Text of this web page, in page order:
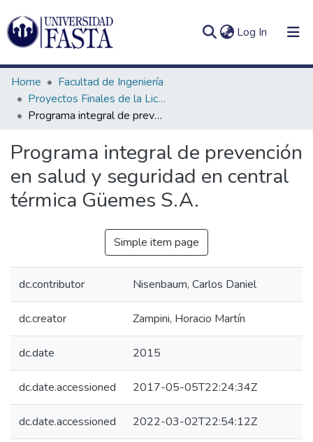
Log In (current)
Communities
&
Collections
All of DSpace
In(current)
Home
Facultad de Ingeniería
Proyectos Finales de la Licenciatura en Seguridad e Higiene en el Trabajo
Programa integral de prevención en salud y seguridad en central térmica Güemes S.A.
Programa integral de prevención
en salud y seguridad en central
térmica Güemes S.A.
Simple item page
dc.contributor Nisenbaum, Carlos Daniel
dc.creator Zampini, Horacio Martín
dc.date 2015
dc.date.accessioned 2017-05-05T22:24:34Z
dc.date.accessioned 2022-03-02T22:54:12Z